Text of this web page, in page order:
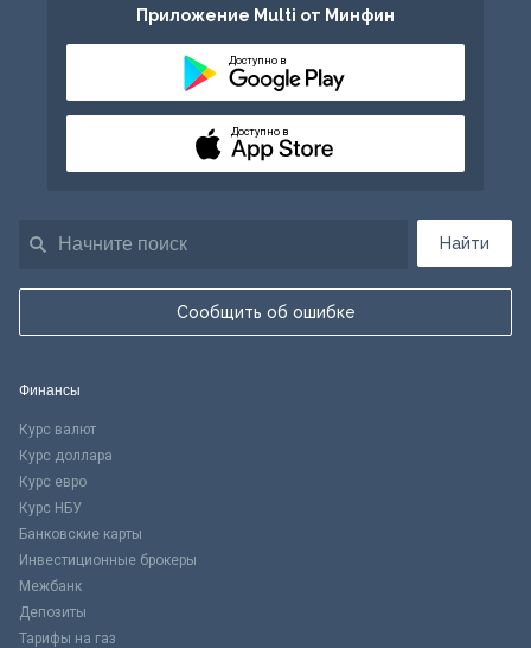
Найти
Сообщить об ошибке
Приложение Multi от Минфин
Доступно в
Доступно в
Финансы
Курс валют
Курс доллара
Курс евро
Курс НБУ
Банковские карты
Инвестиционные брокеры
Межбанк
Депозиты
Тарифы на газ